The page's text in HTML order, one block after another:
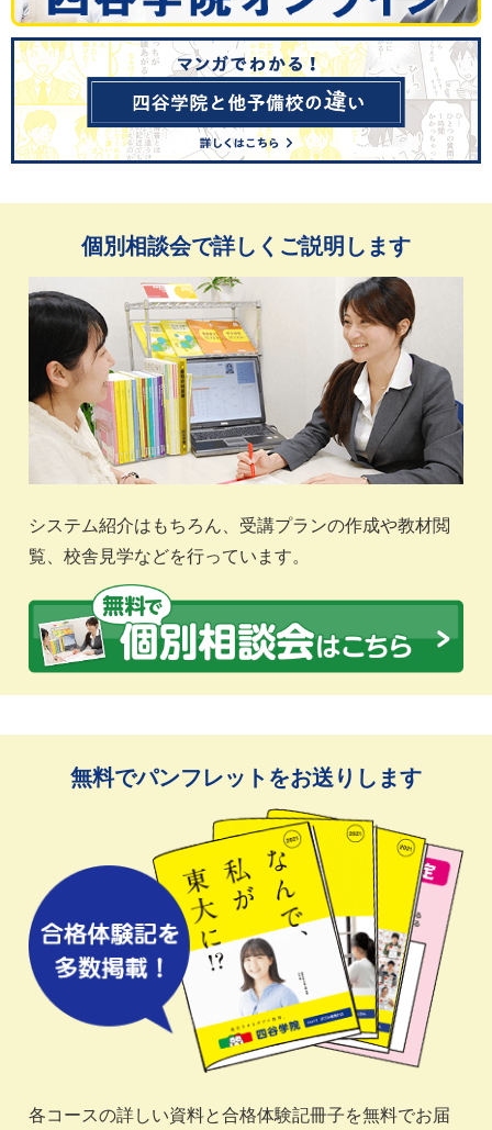
個別相談会で詳しくご説明します
システム紹介はもちろん、受講プランの作成や教材閲
覧、校舎見学などを行っています。
無料でパンフレットをお送りします
各コースの詳しい資料と合格体験記冊子を無料でお届